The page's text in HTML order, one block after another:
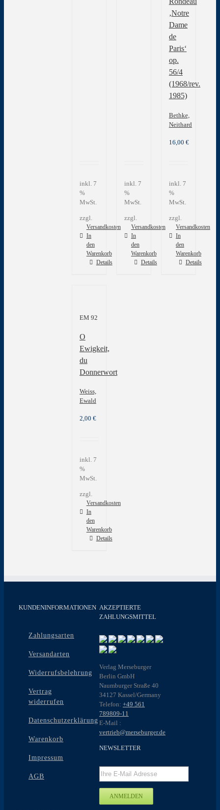
inkl. 7
%
MwSt.
zzgl.
Versandkosten
In
den
Warenkorb
Details
inkl. 7
%
MwSt.
zzgl.
Versandkosten
In
den
Warenkorb
Details
‚Notre
Dame
de
Paris‘
op.
56/4
(1968/rev.
1985)
Bethke,
Neithard
16,00 €
inkl. 7
%
MwSt.
zzgl.
Versandkosten
In
den
Warenkorb
Details
EM 92
O
Ewigkeit,
du
Donnerwort
Weiss,
Ewald
2,00 €
inkl. 7
%
MwSt.
zzgl.
Versandkosten
In
den
Warenkorb
Details
KUNDENINFORMATIONEN
Zahlungsarten
Versandarten
Widerrufsbelehrung
Vertrag
widerrufen
Datenschutzerklärung
Warenkorb
Impressum
AGB
AKZEPTIERTE
ZAHLUNGSMITTEL
Verlag Merseburger
Berlin GmbH
Naumburger Straße 40
34127 Kassel/Germany
Telefon: +49 561
789809-11
E-Mail :
vertrieb@merseburger.de
NEWSLETTER